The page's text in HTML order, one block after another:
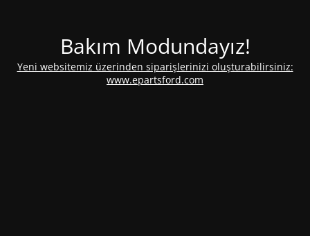
Bakım Modundayız!
Yeni websitemiz üzerinden siparişlerinizi oluşturabilirsiniz:
www.epartsford.com